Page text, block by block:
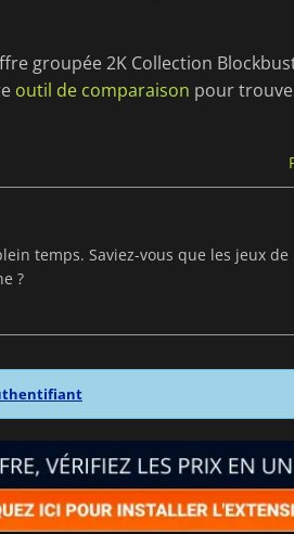
groupée 2K Collection
outil de comparaison pour
temps. Saviez-vous que les jeux de
?